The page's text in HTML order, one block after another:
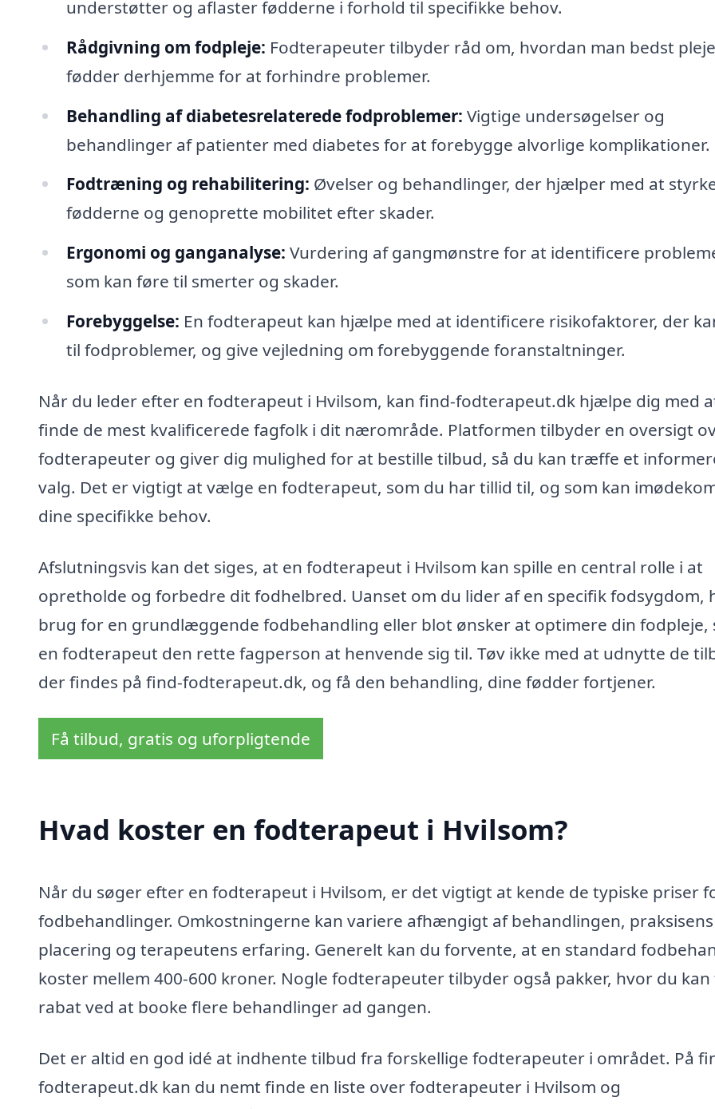
understøtter og aflaster fødderne i forhold til specifikke behov.
Rådgivning om fodpleje: Fodterapeuter tilbyder råd om, hvordan man bedst
fødder derhjemme for at forhindre problemer.
Behandling af diabetesrelaterede fodproblemer: Vigtige undersøgelser og
behandlinger af patienter med diabetes for at forebygge alvorlige komplikationer.
Fodtræning og rehabilitering: Øvelser og behandlinger, der hjælper med at
fødderne og genoprette mobilitet efter skader.
Ergonomi og ganganalyse: Vurdering af gangmønstre for at identificere
som kan føre til smerter og skader.
Forebyggelse: En fodterapeut kan hjælpe med at identificere risikofaktorer, der
til fodproblemer, og give vejledning om forebyggende foranstaltninger.
Når du leder efter en fodterapeut i Hvilsom, kan find-fodterapeut.dk hjælpe dig med
finde de mest kvalificerede fagfolk i dit nærområde. Platformen tilbyder en oversigt
fodterapeuter og giver dig mulighed for at bestille tilbud, så du kan træffe et
valg. Det er vigtigt at vælge en fodterapeut, som du har tillid til, og som kan
dine specifikke behov.
Afslutningsvis kan det siges, at en fodterapeut i Hvilsom kan spille en central rolle i at
opretholde og forbedre dit fodhelbred. Uanset om du lider af en specifik fodsygdom,
brug for en grundlæggende fodbehandling eller blot ønsker at optimere din fodpleje,
en fodterapeut den rette fagperson at henvende sig til. Tøv ikke med at udnytte de
der findes på find-fodterapeut.dk, og få den behandling, dine fødder fortjener.
Få tilbud, gratis og uforpligtende
Hvad koster en fodterapeut i Hvilsom?
Når du søger efter en fodterapeut i Hvilsom, er det vigtigt at kende de typiske priser
fodbehandlinger. Omkostningerne kan variere afhængigt af behandlingen, praksisens
placering og terapeutens erfaring. Generelt kan du forvente, at en standard
koster mellem 400-600 kroner. Nogle fodterapeuter tilbyder også pakker, hvor du kan
rabat ved at booke flere behandlinger ad gangen.
Det er altid en god idé at indhente tilbud fra forskellige fodterapeuter i området. På
fodterapeut.dk kan du nemt finde en liste over fodterapeuter i Hvilsom og